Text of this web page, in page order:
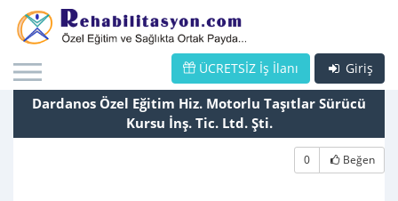
Giriş
ÜCRETSİZ İş İlanı
Dardanos Özel Eğitim Hiz. Motorlu Taşıtlar Sürücü
Kursu İnş. Tic. Ltd. Şti.
0 Beğen